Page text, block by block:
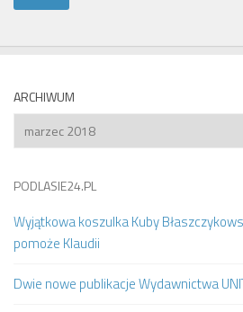
ARCHIWUM
Archiwum
PODLASIE24.PL
Wyjątkowa koszulka Kuby
pomoże Klaudii
Dwie nowe publikacje Wydawnictwa